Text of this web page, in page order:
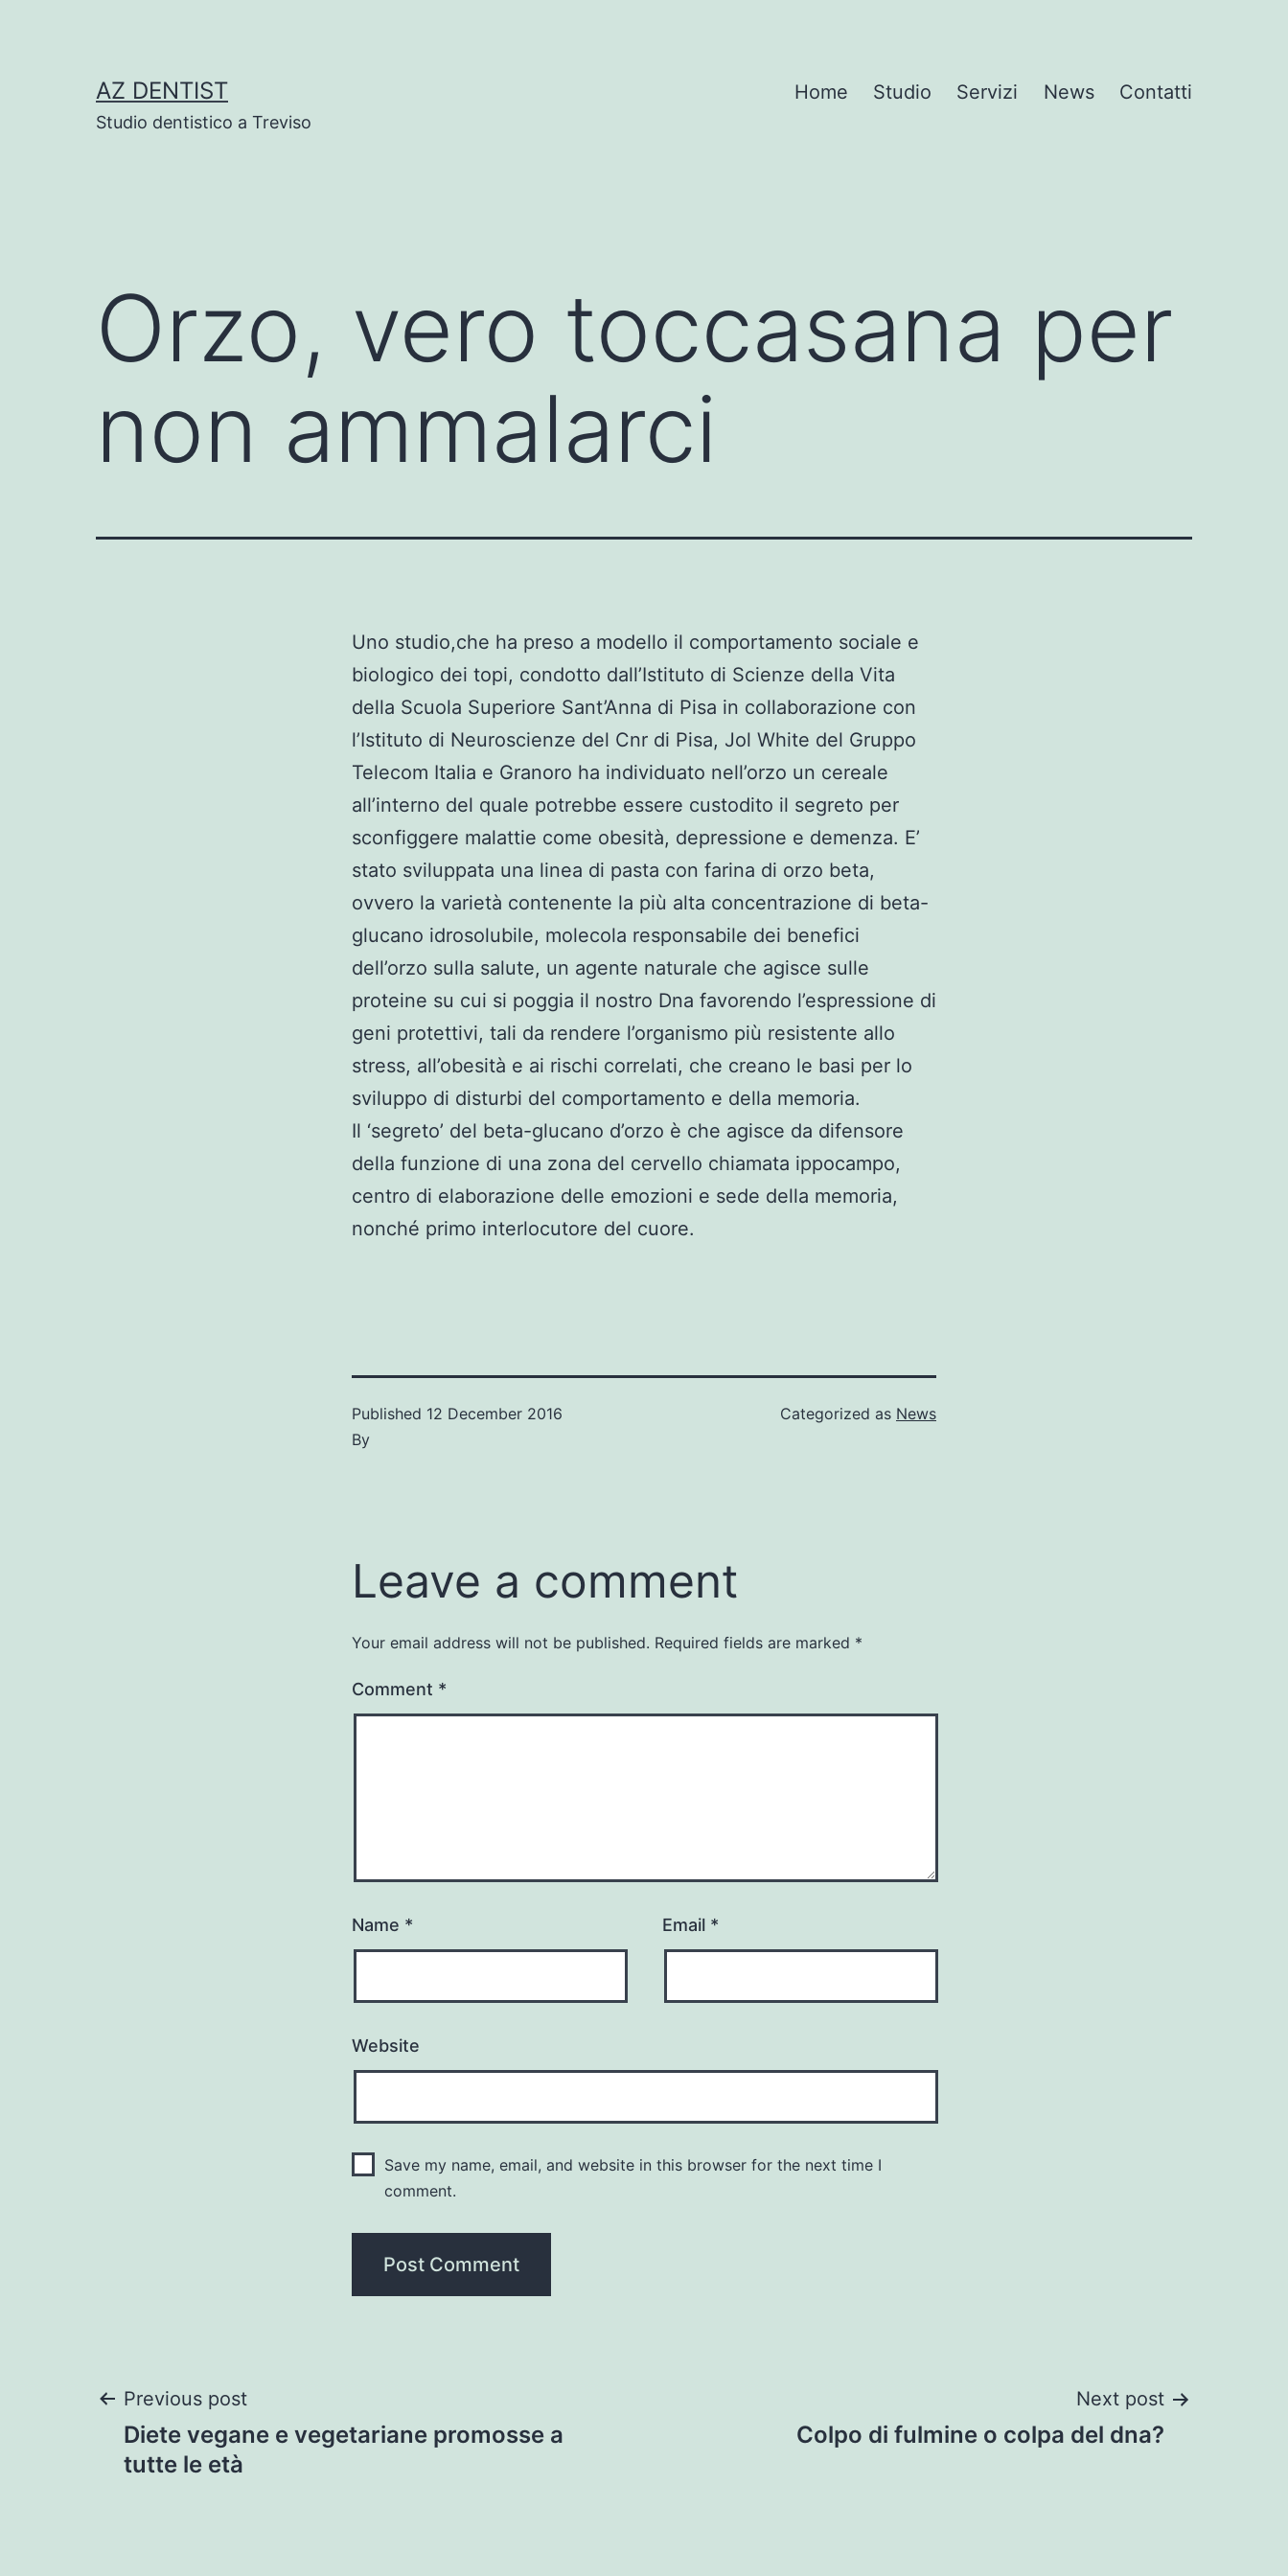
AZ DENTIST
Studio dentistico a Treviso
Home Studio Servizi News Contatti
Orzo, vero toccasana per
non ammalarci
Uno studio,che ha preso a modello il comportamento sociale e
biologico dei topi, condotto dall’Istituto di Scienze della Vita
della Scuola Superiore Sant’Anna di Pisa in collaborazione con
l’Istituto di Neuroscienze del Cnr di Pisa, Jol White del Gruppo
Telecom Italia e Granoro ha individuato nell’orzo un cereale
all’interno del quale potrebbe essere custodito il segreto per
sconfiggere malattie come obesità, depressione e demenza. E’
stato sviluppata una linea di pasta con farina di orzo beta,
ovvero la varietà contenente la più alta concentrazione di beta-
glucano idrosolubile, molecola responsabile dei benefici
dell’orzo sulla salute, un agente naturale che agisce sulle
proteine su cui si poggia il nostro Dna favorendo l’espressione di
geni protettivi, tali da rendere l’organismo più resistente allo
stress, all’obesità e ai rischi correlati, che creano le basi per lo
sviluppo di disturbi del comportamento e della memoria.
Il ‘segreto’ del beta-glucano d’orzo è che agisce da difensore
della funzione di una zona del cervello chiamata ippocampo,
centro di elaborazione delle emozioni e sede della memoria,
nonché primo interlocutore del cuore.
Published 12 December 2016
By
Categorized as News
Leave a comment
Your email address will not be published. Required fields are marked *
Comment *
Name * Email *
Website
Save my name, email, and website in this browser for the next time I
comment.
Post
navigation
Previous post
Diete vegane e vegetariane promosse a
tutte le età
Next post
Colpo di fulmine o colpa del dna?